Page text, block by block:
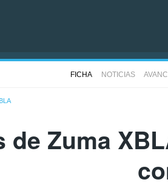
FICHA NOTICIAS
de Zuma